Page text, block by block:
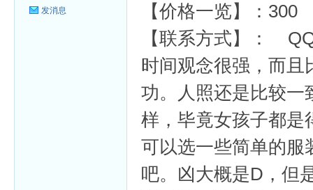
发消息
【价格一览】：300
【联系方式】：
时间观念很强，而且
功。人照还是比较一
样，毕竟女孩子都是
可以选一些简单的服
吧。凶大概是D，但